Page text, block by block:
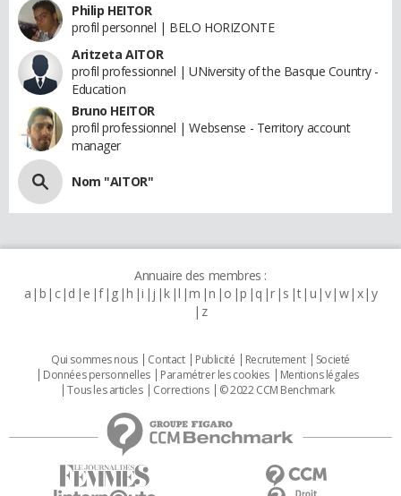
Philip HEITOR
profil personnel | BELO HORIZONTE
Aritzeta AITOR
profil professionnel | UNiversity of the Basque Country -
Education
Bruno HEITOR
profil professionnel | Websense - Territory account
manager
Nom "AITOR"
Annuaire des membres :
a b c d e f g h i j k l m n o p q r s t u v w x y
z
Qui sommes nous Contact Publicité Recrutement
Societé
Données personnelles
Paramétrer les cookies
Mentions légales
Tous les articles
Corrections © 2022 CCM Benchmark